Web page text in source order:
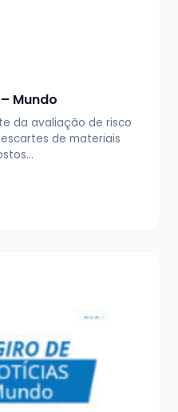
Mundo
da avaliação de risco
de materiais